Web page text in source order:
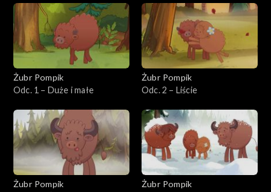
Żubr Pompik
Odc. 1 – Duże i małe
Żubr Pompik
Odc. 2 – Liście
Żubr Pompik
Żubr Pompik